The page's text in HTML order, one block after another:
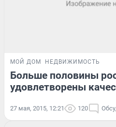
МОЙ ДОМ НЕДВИЖИМОСТЬ
Больше половины
удовлетворены
27 мая, 2015, 12:21 120